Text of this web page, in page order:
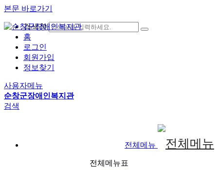
본문 바로가기
검색창
홈
로그인
회원가입
정보찾기
사용자메뉴
순창군장애인복지관
검색
전체메뉴
전체메뉴표